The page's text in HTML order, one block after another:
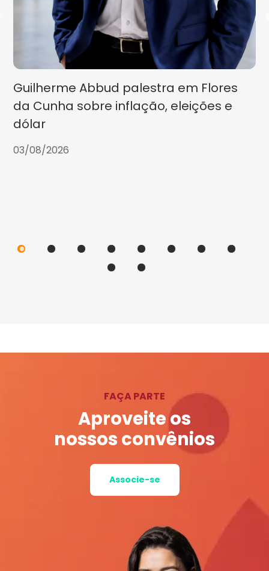
Guilherme Abbud palestra em Flores
da Cunha sobre inflação, eleições e
dólar
03/08/2026
FAÇA PARTE
Aproveite os
nossos convênios
Associe-se